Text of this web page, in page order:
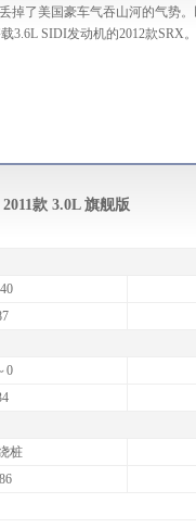
掉了美国豪车气吞山河的气势
3.6L SIDI发动机的2012款SRX。
2011款 3.0L 旗舰版
0
桩